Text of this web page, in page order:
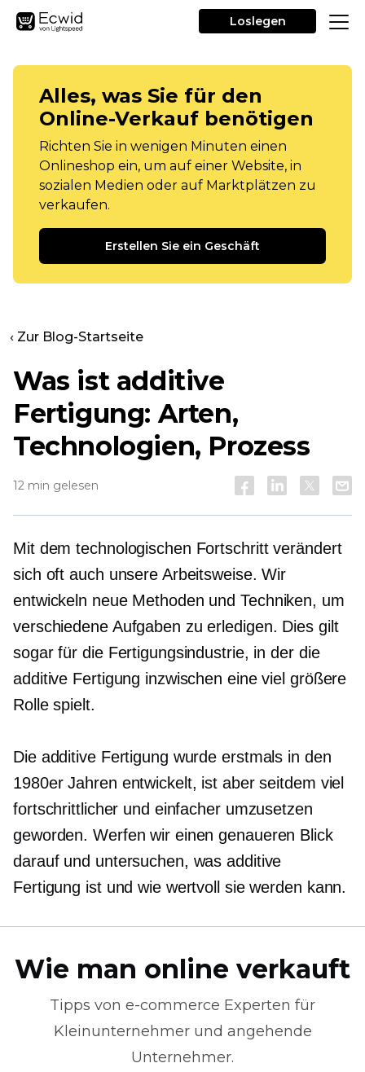
Loslegen
Alles, was Sie für den
Online-Verkauf benötigen
Richten Sie in wenigen Minuten einen
Onlineshop ein, um auf einer Website, in
sozialen Medien oder auf Marktplätzen zu
verkaufen.
Erstellen Sie ein Geschäft
‹ Zur Blog-Startseite
Was ist additive
Fertigung: Arten,
Technologien, Prozess
12 min gelesen
Mit dem technologischen Fortschritt verändert
sich oft auch unsere Arbeitsweise. Wir
entwickeln neue Methoden und Techniken, um
verschiedene Aufgaben zu erledigen. Dies gilt
sogar für die Fertigungsindustrie, in der die
additive Fertigung inzwischen eine viel größere
Rolle spielt.
Die additive Fertigung wurde erstmals in den
1980er Jahren entwickelt, ist aber seitdem viel
fortschrittlicher und einfacher umzusetzen
geworden. Werfen wir einen genaueren Blick
darauf und untersuchen, was additive
Fertigung ist und wie wertvoll sie werden kann.
Wie man online verkauft
Tipps von e-commerce Experten für
Kleinunternehmer und angehende
Unternehmer.